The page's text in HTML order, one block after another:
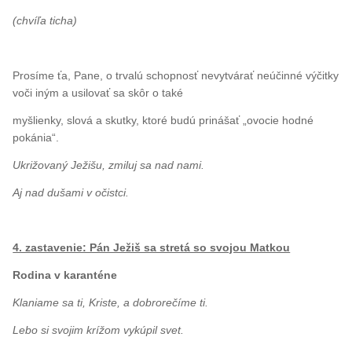
(chvíľa ticha)
Prosíme ťa, Pane, o trvalú schopnosť nevytvárať neúčinné výčitky
voči iným a usilovať sa skôr o také
myšlienky, slová a skutky, ktoré budú prinášať „ovocie hodné
pokánia“.
Ukrižovaný Ježišu, zmiluj sa nad nami.
Aj nad dušami v očistci.
4. zastavenie: Pán Ježiš sa stretá so svojou Matkou
Rodina v karanténe
Klaniame sa ti, Kriste, a dobrorečíme ti.
Lebo si svojim krížom vykúpil svet.